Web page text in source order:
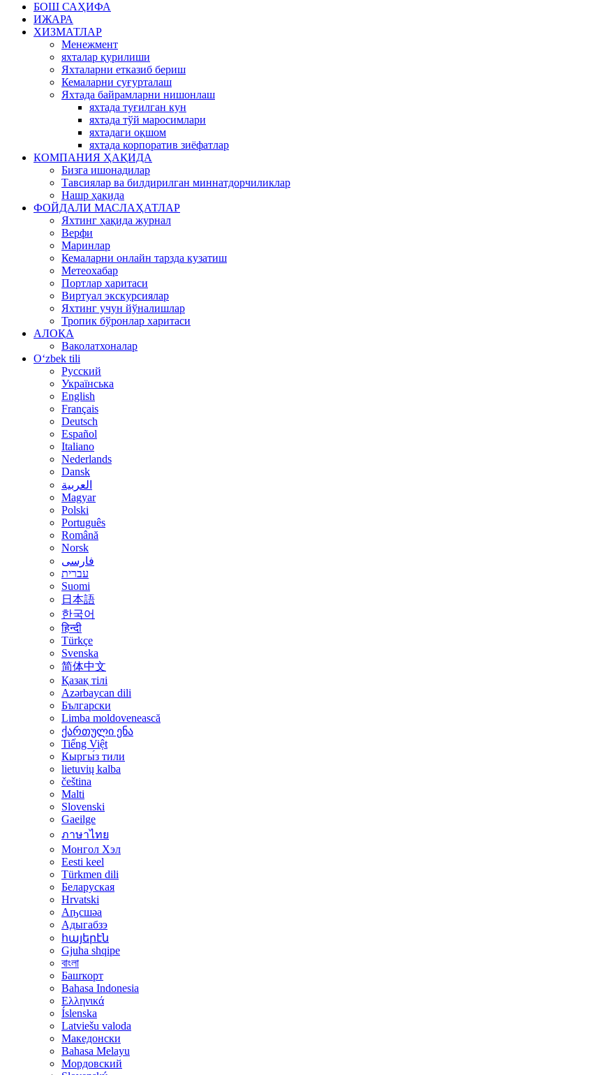
БОШ САҲИФА
ИЖАРА
ХИЗМАТЛАР
Менежмент
яхталар қурилиши
Яхталарни етказиб бериш
Кемаларни суғурталаш
Яхтада байрамларни нишонлаш
яхтада туғилган кун
яхтада тўй маросимлари
яхтадаги оқшом
яхтада корпоратив зиёфатлар
КОМПАНИЯ ҲАҚИДА
Бизга ишонадилар
Тавсиялар ва билдирилган миннатдорчиликлар
Нашр ҳақида
ФОЙДАЛИ МАСЛАҲАТЛАР
Яхтинг ҳақида журнал
Верфи
Маринлар
Кемаларни онлайн тарзда кузатиш
Метеохабар
Портлар харитаси
Виртуал экскурсиялар
Яхтинг учун йўналишлар
Тропик бўронлар харитаси
АЛОҚА
Ваколатхоналар
Oʻzbek tili
Русский
Українська
English
Français
Deutsch
Español
Italiano
Nederlands
Dansk
العربية
Magyar
Polski
Português
Română
Norsk
فارسی
עברית
Suomi
日本語
한국어
हिन्दी
Türkçe
Svenska
简体中文
Қазақ тілі
Azərbaycan dili
Български
Limba moldovenească
ქართული ენა
Tiếng Việt
Кыргы́з тили
lietuvių kalba
čeština
Malti
Slovenski
Gaeilge
ภาษาไทย
Монгол Хэл
Eesti keel
Türkmen dili
Беларуская
Hrvatski
Аҧсшәа
Адыгабзэ
հայերէն
Gjuha shqipe
বাংলা
Башҡорт
Bahasa Indonesia
Ελληνικά
Íslenska
Latviešu valoda
Македонски
Bahasa Melayu
Мордовский